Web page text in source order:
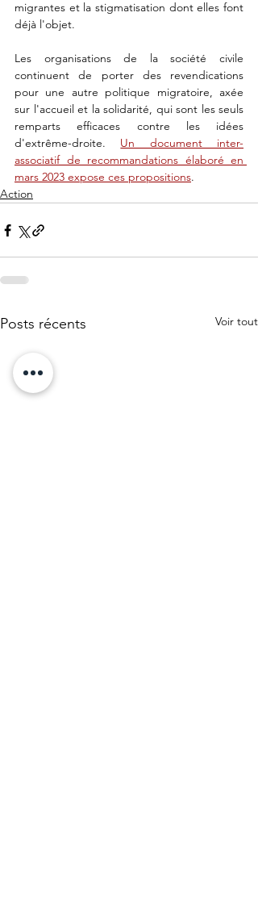
migrantes et la stigmatisation dont elles font
déjà l'objet.
Les organisations de la société civile
continuent de porter des revendications
pour une autre politique migratoire, axée
sur l'accueil et la solidarité, qui sont les seuls
remparts efficaces contre les idées
d'extrême-droite. Un document inter-
associatif de recommandations élaboré en
mars 2023 expose ces propositions.
Action
Posts récents Voir tout